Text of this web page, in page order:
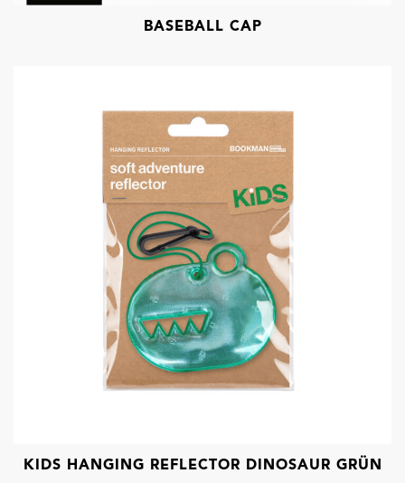
BASEBALL CAP
KIDS HANGING REFLECTOR DINOSAUR GRÜN